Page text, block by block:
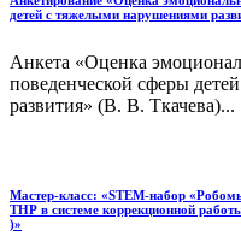
детей с тяжелыми нарушениями
Анкета «Оценка
поведенческой сферы
развития» (В. В. Ткачева)...
Мастер-класс: «STEM-набор
ТНР в системе коррекционной
)»